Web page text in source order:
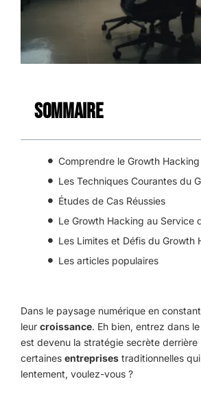
Sommaire
Comprendre le Growth Hacking
Les Techniques Courantes du
Études de Cas Réussies
Le Growth Hacking au Service
Les Limites et Défis du Growth
Les articles populaires
Dans le paysage numérique en
leur croissance. Eh bien, entrez dans
est devenu la stratégie secrète
certaines entreprises traditionnelles
lentement, voulez-vous ?